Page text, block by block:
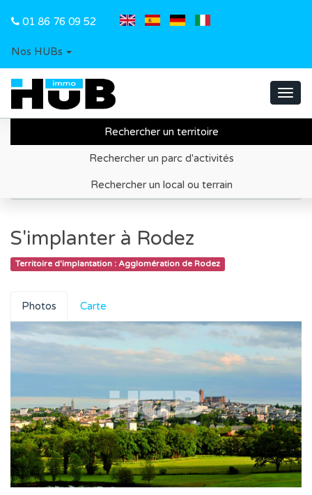
01 86 76 09 52
Nos HUBs
Rechercher un territoire
Rechercher un parc d'activités
Rechercher un local ou terrain
Recherche de territoire d'implantation
Information économique
S'implanter à Rodez
Territoire d'implantation : Agglomération de Rodez
Photos Carte